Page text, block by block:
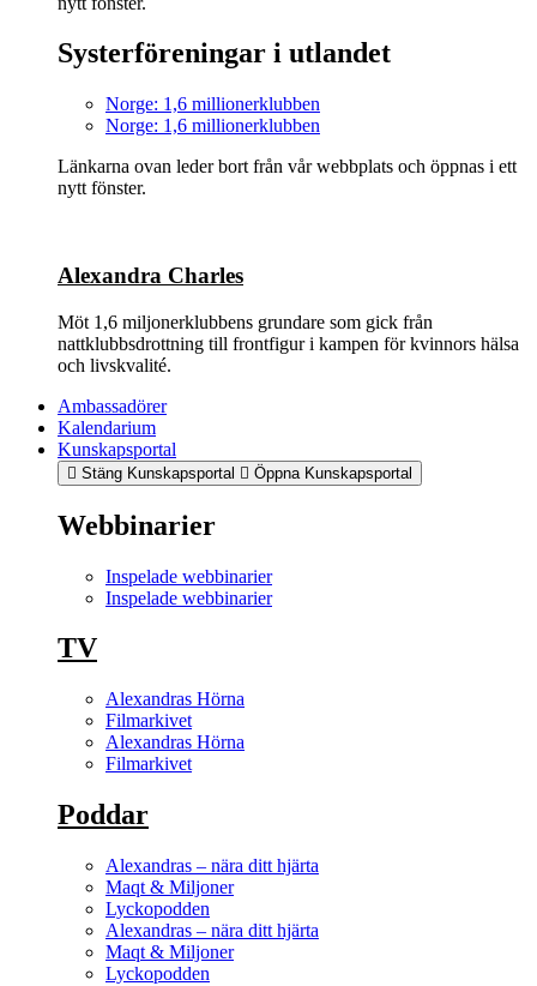
Systerföreningar i utlandet
Norge: 1,6 millionerklubben
Norge: 1,6 millionerklubben
Länkarna ovan leder bort från vår webbplats och öppnas i ett
nytt fönster.
Alexandra Charles
Möt 1,6 miljonerklubbens grundare som gick från
nattklubbsdrottning till frontfigur i kampen för kvinnors hälsa
och livskvalité.
Ambassadörer
Kalendarium
Kunskapsportal
Stäng Kunskapsportal Öppna Kunskapsportal
Webbinarier
Inspelade webbinarier
Inspelade webbinarier
TV
Alexandras Hörna
Filmarkivet
Alexandras Hörna
Filmarkivet
Poddar
Alexandras – nära ditt hjärta
Maqt & Miljoner
Lyckopodden
Alexandras – nära ditt hjärta
Maqt & Miljoner
Lyckopodden